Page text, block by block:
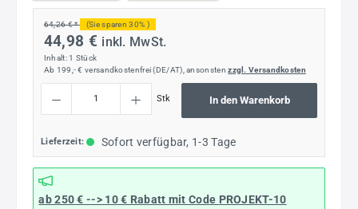
64,26 € * (Sie sparen 30% )
44,98 € inkl. MwSt.
Inhalt: 1 Stück
Ab 199,- € versandkostenfrei (DE/AT), ansonstenzzgl. Versandkosten
Stk In den Warenkorb
Lieferzeit: Sofort verfügbar, 1-3 Tage
ab 250 € --> 10 € Rabatt mit Code PROJEKT-10